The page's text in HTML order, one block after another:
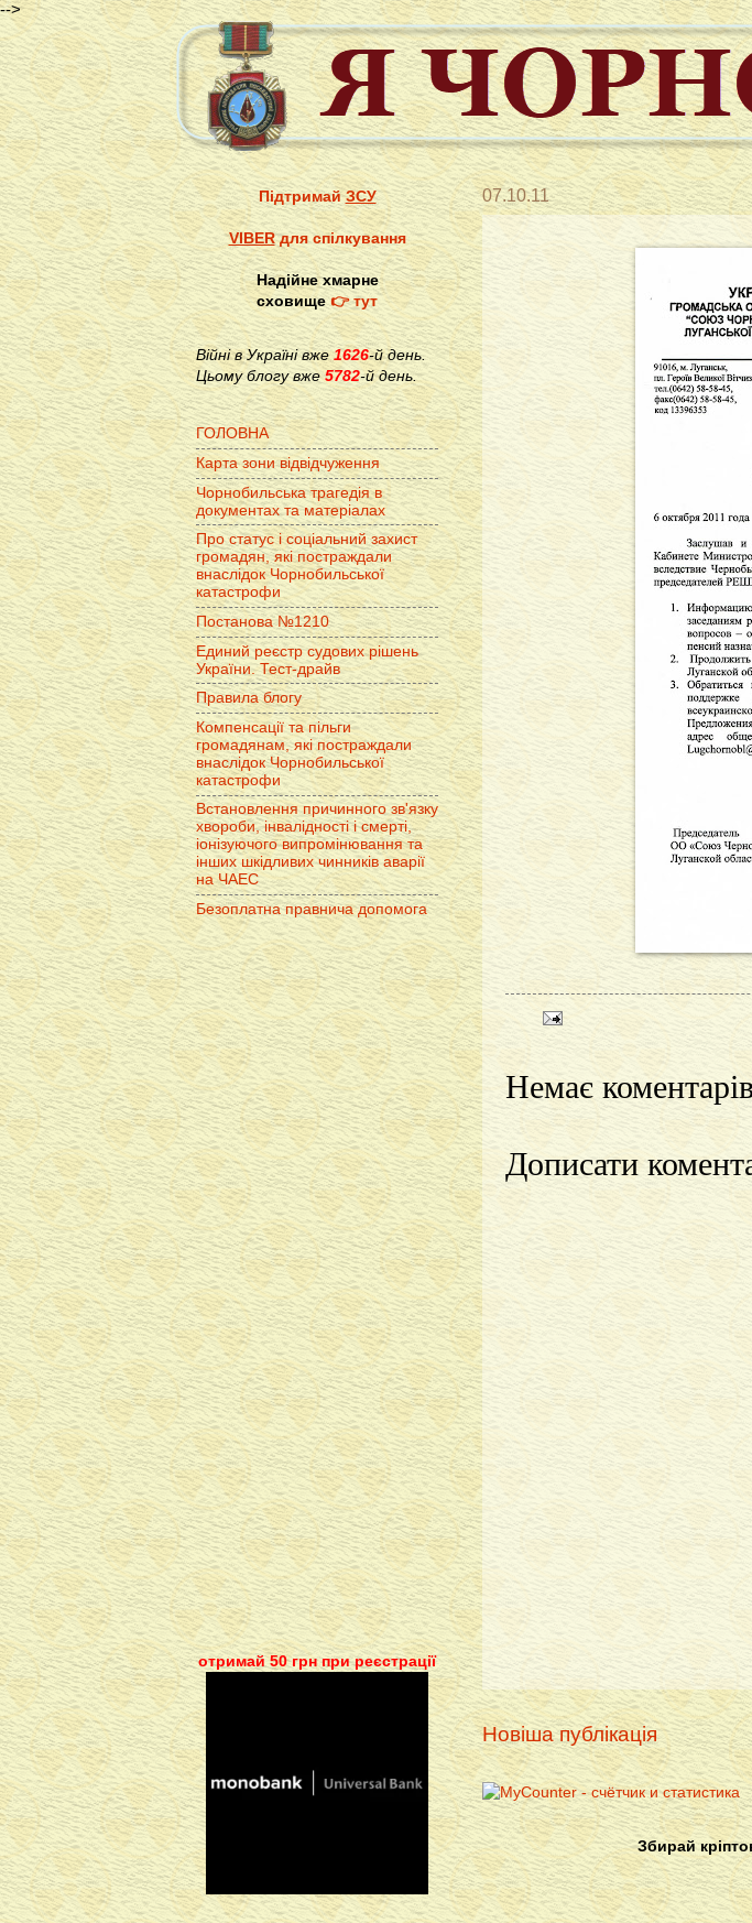
-->
07.10.11
Немає
Дописати
Новіша публікація
Збирай
ПідтримайЗСУ
VIBERдля спілкування
Надійне хмарне
сховище👉 тут
Війні в Україні вже1626-й день.
Цьому блогу вже 5782-й день.
ГОЛОВНА
Карта зони відвідчуження
Чорнобильська трагедія в
документах та матеріалах
Про статус і соціальний захист
громадян, які постраждали
внаслідок Чорнобильської
катастрофи
Постанова №1210
Единий реєстр судових рішень
України. Тест-драйв
Правила блогу
Компенсації та пільги
громадянам, які постраждали
внаслідок Чорнобильської
катастрофи
Встановлення причинного зв'язку
хвороби, інвалідності і смерті,
іонізуючого випромінювання та
інших шкідливих чинників аварії
на ЧАЕС
Безоплатна правнича допомога
отримай 50 грн при реєстрації